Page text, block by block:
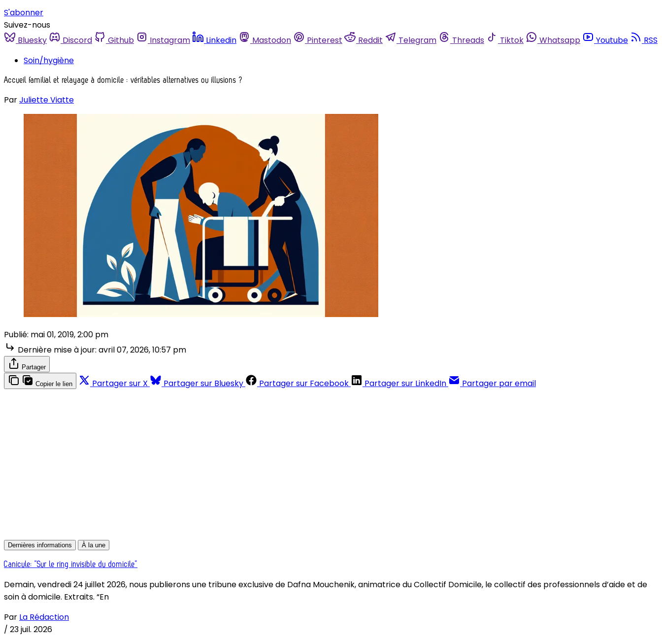
S'abonner
Suivez-nous
Bluesky
Discord Github Instagram Linkedin Mastodon Pinterest Reddit Telegram Threads Tiktok Whatsapp Youtube
RSS
Soin/hygiène
Accueil familial et relayage à domicile : véritables alternatives ou illusions ?
ParJuliette Viatte
Publié: mai 01, 2019, 2:00 pm
Dernière mise à jour: avril 07, 2026, 10:57 pm
Partager
Copier le lien Partager sur X Partager sur Bluesky Partager sur Facebook Partager sur LinkedIn Partager par email
Dernières informations À la une
Canicule: “Sur le ring invisible du domicile”
Demain, vendredi 24 juillet 2026, nous publierons une tribune exclusive de Dafna Mouchenik, animatrice du Collectif Domicile, le collectif des professionnels d’aide et de
soin à domicile. Extraits. “En
Par La Rédaction
/ 23 juil. 2026